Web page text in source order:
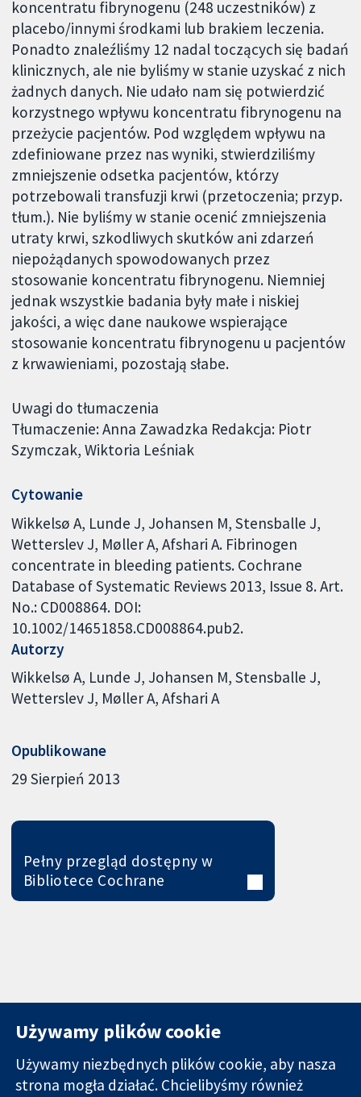
koncentratu fibrynogenu (248 uczestników) z
placebo/innymi środkami lub brakiem leczenia.
Ponadto znaleźliśmy 12 nadal toczących się badań
klinicznych, ale nie byliśmy w stanie uzyskać z nich
żadnych danych. Nie udało nam się potwierdzić
korzystnego wpływu koncentratu fibrynogenu na
przeżycie pacjentów. Pod względem wpływu na
zdefiniowane przez nas wyniki, stwierdziliśmy
zmniejszenie odsetka pacjentów, którzy
potrzebowali transfuzji krwi (przetoczenia; przyp.
tłum.). Nie byliśmy w stanie ocenić zmniejszenia
utraty krwi, szkodliwych skutków ani zdarzeń
niepożądanych spowodowanych przez
stosowanie koncentratu fibrynogenu. Niemniej
jednak wszystkie badania były małe i niskiej
jakości, a więc dane naukowe wspierające
stosowanie koncentratu fibrynogenu u pacjentów
z krwawieniami, pozostają słabe.
Uwagi do tłumaczenia
Tłumaczenie: Anna Zawadzka Redakcja: Piotr
Szymczak, Wiktoria Leśniak
Cytowanie
Wikkelsø A, Lunde J, Johansen M, Stensballe J,
Wetterslev J, Møller A, Afshari A. Fibrinogen
concentrate in bleeding patients. Cochrane
Database of Systematic Reviews 2013, Issue 8. Art.
No.: CD008864. DOI:
10.1002/14651858.CD008864.pub2.
Autorzy
Wikkelsø A Lunde J Johansen M Stensballe J
Wetterslev J Møller A Afshari A
Opublikowane
29 Sierpień 2013
Pełny przegląd dostępny w
Bibliotece Cochrane
Używamy plików cookie
Używamy niezbędnych plików cookie, aby nasza
strona mogła działać. Chcielibyśmy również